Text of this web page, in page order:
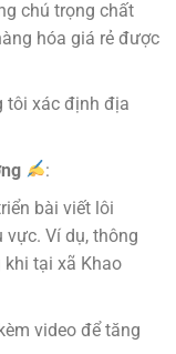
chú trọng chất
hóa giá rẻ được
tôi xác định địa
:
bài viết lôi
Ví dụ, thông
khi tại xã Khao
video để tăng